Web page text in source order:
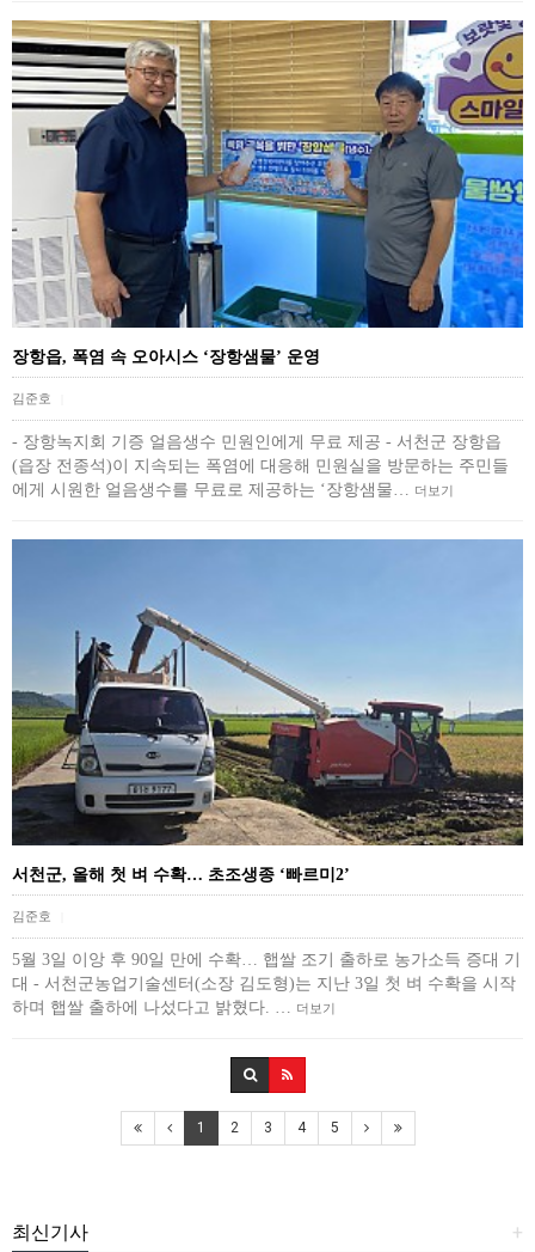
장항읍, 폭염 속 오아시스 ‘장항샘물’ 운영
김준호
- 장항녹지회 기증 얼음생수 민원인에게 무료 제공 - 서천군 장항읍
(읍장 전종석)이 지속되는 폭염에 대응해 민원실을 방문하는 주민들
에게 시원한 얼음생수를 무료로 제공하는 ‘장항샘물…
더보기
서천군, 올해 첫 벼 수확… 초조생종 ‘빠르미2’
김준호
5월 3일 이앙 후 90일 만에 수확… 햅쌀 조기 출하로 농가소득 증대 기
대 - 서천군농업기술센터(소장 김도형)는 지난 3일 첫 벼 수확을 시작
하며 햅쌀 출하에 나섰다고 밝혔다. … 더보기
1 2 3 4 5
+
최신기사